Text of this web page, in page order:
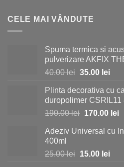
CELE MAI VÂNDUTE
Spuma termica si
pulverizare AKFIX
40.00lei Prețul
a
fost:
40.00 lei.
35.00 lei
Plinta decorativa cu
duropolimer CSRIL11
190.00lei Prețul
a
190.00 lei.
170.00 lei
Adeziv Universal cu
400ml
25.00lei Prețul
15.00 lei